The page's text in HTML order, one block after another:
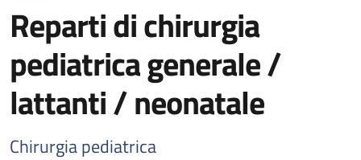
Reparti di chirurgia
pediatrica generale /
lattanti / neonatale
Chirurgia pediatrica